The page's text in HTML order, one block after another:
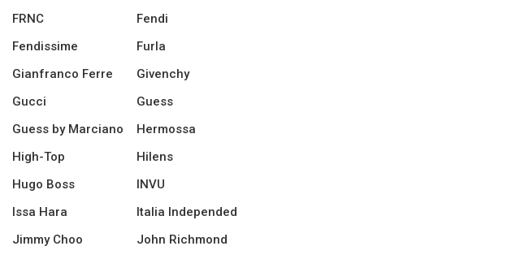
FRNC
Fendi
Fendissime
Furla
Gianfranco Ferre
Givenchy
Gucci
Guess
Guess by Marciano
Hermossa
High-Top
Hilens
Hugo Boss
INVU
Issa Hara
Italia Independed
Jimmy Choo
John Richmond